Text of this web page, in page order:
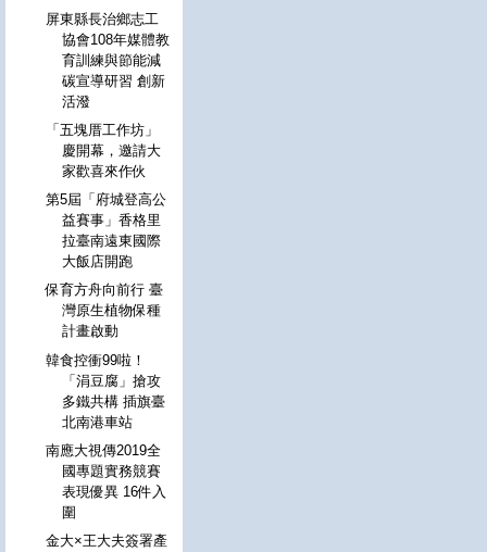
屏東縣長治鄉志工
協會108年媒體教
育訓練與節能減
碳宣導研習 創新
活潑
「五塊厝工作坊」
慶開幕，邀請大
家歡喜來作伙
第5屆「府城登高公
益賽事」香格里
拉臺南遠東國際
大飯店開跑
保育方舟向前行 臺
灣原生植物保種
計畫啟動
韓食控衝99啦！
「涓豆腐」搶攻
多鐵共構 插旗臺
北南港車站
南應大視傳2019全
國專題實務競賽
表現優異 16件入
圍
金大×王大夫簽署產